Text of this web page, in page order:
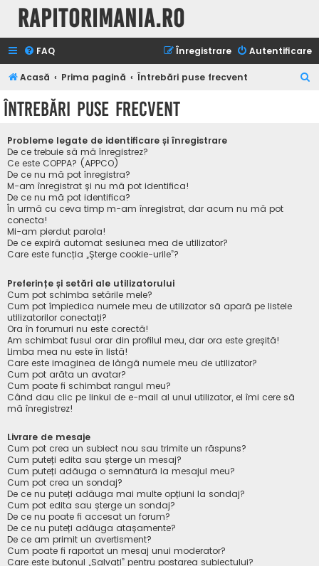
Rapitorimania.ro
FAQ Autentificare
Înregistrare
Acasă Prima pagină Întrebări puse frecvent
Întrebări puse frecvent
Probleme legate de identificare și înregistrare
De ce trebuie să mă înregistrez?
Ce este COPPA? (APPCO)
De ce nu mă pot înregistra?
M-am înregistrat și nu mă pot identifica!
De ce nu mă pot identifica?
În urmă cu ceva timp m-am înregistrat, dar acum nu mă pot
conecta!
Mi-am pierdut parola!
De ce expiră automat sesiunea mea de utilizator?
Care este funcția „Șterge cookie-urile”?
Preferințe și setări ale utilizatorului
Cum pot schimba setările mele?
Cum pot împiedica numele meu de utilizator să apară pe listele
utilizatorilor conectați?
Ora în forumuri nu este corectă!
Am schimbat fusul orar din profilul meu, dar ora este greșită!
Limba mea nu este în listă!
Care este imaginea de lângă numele meu de utilizator?
Cum pot arăta un avatar?
Cum poate fi schimbat rangul meu?
Când dau clic pe linkul de e-mail al unui utilizator, el îmi cere să
mă înregistrez!
Livrare de mesaje
Cum pot crea un subiect nou sau trimite un răspuns?
Cum puteți edita sau șterge un mesaj?
Cum puteți adăuga o semnătură la mesajul meu?
Cum pot crea un sondaj?
De ce nu puteți adăuga mai multe opțiuni la sondaj?
Cum pot edita sau șterge un sondaj?
De ce nu poate fi accesat un forum?
De ce nu puteți adăuga atașamente?
De ce am primit un avertisment?
Cum poate fi raportat un mesaj unui moderator?
Care este butonul „Salvați” pentru postarea subiectului?